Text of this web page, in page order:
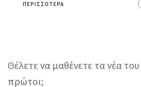
ΠΕΡΙΣΣΌΤΕΡΑ
Θέλετε να μαθένετε τα νέα
πρώτοι;